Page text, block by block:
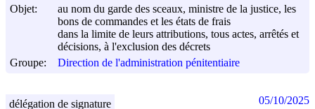
Objet:
au nom du garde des sceaux, ministre de la justice, les
bons de commandes et les états de frais
dans la limite de leurs attributions, tous actes, arrêtés et
décisions, à l'exclusion des décrets
Groupe:
Direction de l'administration pénitentiaire
délégation de signature 05/10/2025